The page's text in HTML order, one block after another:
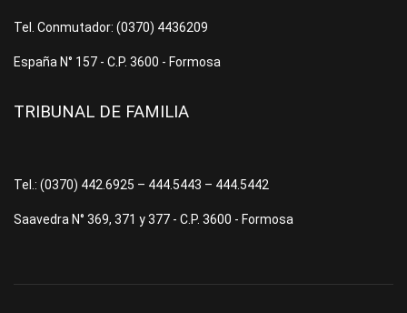
Tel. Conmutador: (0370) 4436209
España N° 157 - C.P. 3600 - Formosa
TRIBUNAL DE FAMILIA
Tel.: (0370) 442.6925 – 444.5443 – 444.5442
Saavedra N° 369, 371 y 377 - C.P. 3600 - Formosa